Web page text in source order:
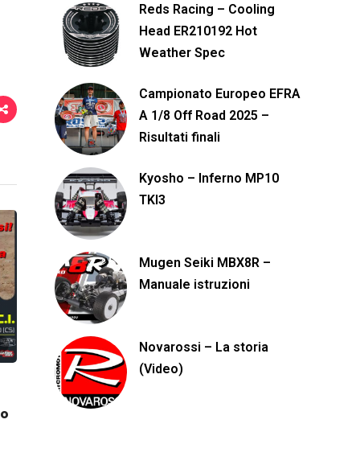
Reds Racing – Cooling
Head ER210192 Hot
Weather Spec
Campionato Europeo EFRA
A 1/8 Off Road 2025 –
Risultati finali
Kyosho – Inferno MP10
TKI3
Mugen Seiki MBX8R –
Manuale istruzioni
Novarossi – La storia
(Video)